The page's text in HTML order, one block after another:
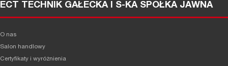
ECT TECHNIK GAŁECKA I S-KA SPÓŁKA JAWNA
O nas
Salon handlowy
Certyfikaty i wyróżnienia